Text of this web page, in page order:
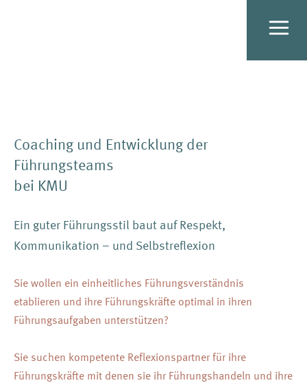
Coaching und Entwicklung der
Führungsteams
bei KMU
Ein guter Führungsstil baut auf Respekt,
Kommunikation – und Selbstreflexion
Sie wollen ein einheitliches Führungsverständnis
etablieren und ihre Führungskräfte optimal in ihren
Führungsaufgaben unterstützen?
Sie suchen kompetente Reflexionspartner für ihre
Führungskräfte mit denen sie ihr Führungshandeln und ihre